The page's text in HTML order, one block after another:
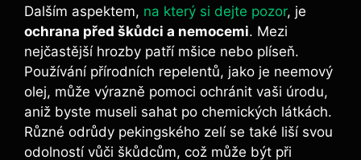
Dalším aspektem, na který si dejte pozor, je
ochrana před škůdci a nemocemi. Mezi
nejčastější hrozby patří mšice nebo plíseň.
Používání přírodních repelentů, jako je neemový
olej, může výrazně pomoci ochránit vaši úrodu,
aniž byste museli sahat po chemických látkách.
Různé odrůdy pekingského zelí se také liší svou
odolností vůči škůdcům, což může být při